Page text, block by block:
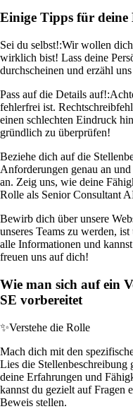
Einige Tipps für deine
Sei du selbst!:Wir wollen
wirklich bist! Lass deine
durchscheinen und erzähl
Pass auf die Details auf!:
fehlerfrei ist.
einen schlechten Eindruck
gründlich zu überprüfen!
Beziehe dich auf die
Anforderungen genau an
an. Zeig uns, wie deine
Rolle als Senior Consultant
Bewirb dich über unsere
unseres Teams zu werden,
alle Informationen und
freuen uns auf dich!
Wie man sich auf ein
SE vorbereitet
✨Verstehe die Rolle
Mach dich mit den
Lies die
deine Erfahrungen und
kannst du gezielt auf Fragen
Beweis stellen.